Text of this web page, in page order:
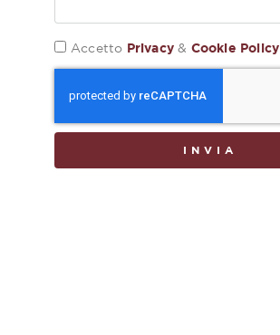
Accetto Privacy& Cookie Policy
INVIA